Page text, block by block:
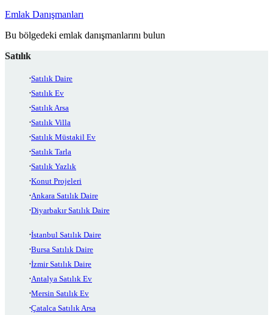
Emlak Danışmanları
Bu bölgedeki emlak danışmanlarını bulun
Satılık
Satılık Daire
Satılık Ev
Satılık Arsa
Satılık Villa
Satılık Müstakil Ev
Satılık Tarla
Satılık Yazlık
Konut Projeleri
Ankara Satılık Daire
Diyarbakır Satılık Daire
İstanbul Satılık Daire
Bursa Satılık Daire
İzmir Satılık Daire
Antalya Satılık Ev
Mersin Satılık Ev
Çatalca Satılık Arsa